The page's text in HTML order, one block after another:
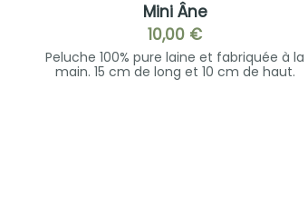
Mini Âne
10,00 €
Peluche 100% pure laine et fabriquée à la
main. 15 cm de long et 10 cm de haut.